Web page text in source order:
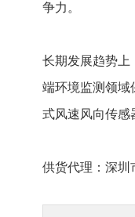
争力。
长期发展趋势上
端环境监测领域
式风速风向传感
供货代理：深圳